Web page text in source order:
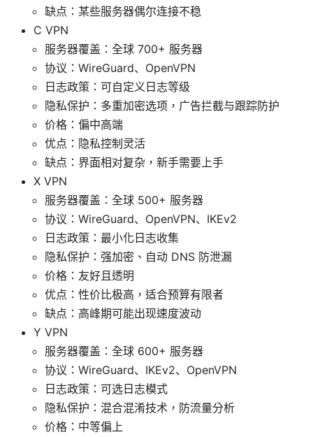
缺点：某些服务器偶尔连接不稳
C VPN
服务器覆盖：全球 700+ 服务器
协议：WireGuard、OpenVPN
日志政策：可自定义日志等级
隐私保护：多重加密选项，广告拦截与跟踪防护
价格：偏中高端
优点：隐私控制灵活
缺点：界面相对复杂，新手需要上手
X VPN
服务器覆盖：全球 500+ 服务器
协议：WireGuard、OpenVPN、IKEv2
日志政策：最小化日志收集
隐私保护：强加密、自动 DNS 防泄漏
价格：友好且透明
优点：性价比极高，适合预算有限者
缺点：高峰期可能出现速度波动
Y VPN
服务器覆盖：全球 600+ 服务器
协议：WireGuard、IKEv2、OpenVPN
日志政策：可选日志模式
隐私保护：混合混淆技术，防流量分析
价格：中等偏上